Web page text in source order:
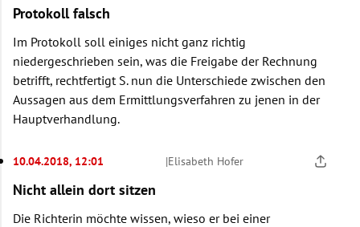
Protokoll falsch
Im Protokoll soll einiges nicht ganz richtig
niedergeschrieben sein, was die Freigabe der Rechnung
betrifft, rechtfertigt S. nun die Unterschiede zwischen den
Aussagen aus dem Ermittlungsverfahren zu jenen in der
Hauptverhandlung.
10.04.2018, 12:01 |Elisabeth Hofer
Nicht allein dort sitzen
Die Richterin möchte wissen, wieso er bei einer